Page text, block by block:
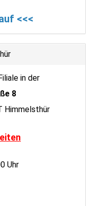
<<<
in der
8
Himmelsthür
Uhr